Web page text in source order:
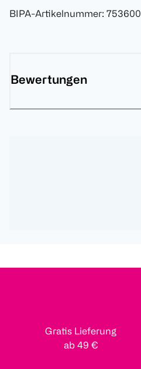
BIPA-Artikelnummer: 753600
Bewertungen
Gratis Lieferung
ab 49 €